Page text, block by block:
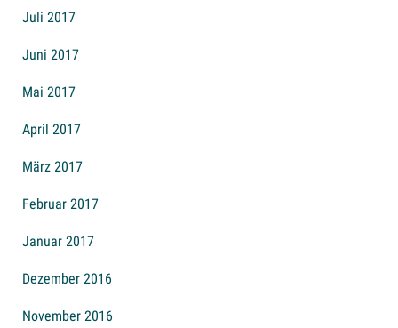
Juli 2017
Juni 2017
Mai 2017
April 2017
März 2017
Februar 2017
Januar 2017
Dezember 2016
November 2016